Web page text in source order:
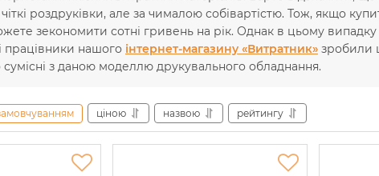
роздруківки, але за чималою собівартістю. Тож, якщо
зекономити сотні гривень на рік. Однак в цьому
працівники нашого інтернет-магазину «Витратник» зробили
з даною моделлю друкувального обладнання.
ціною назвою рейтингу